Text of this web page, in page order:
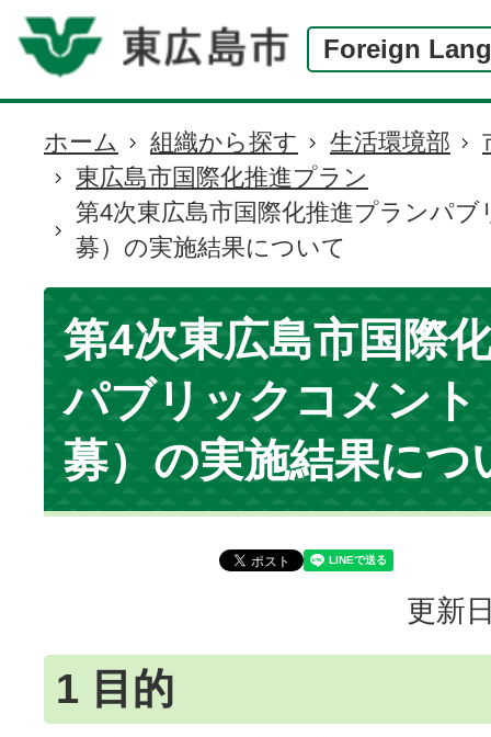
Foreign
現
在
置
ホーム 組織から探す 生活環境部
東広島市国際化推進プラン
第4次東広島市国際化推進プランパ
募）の実施結果について
第4次東広島市国際
パブリックコメント
募）の実施結果につ
更新
1 目的